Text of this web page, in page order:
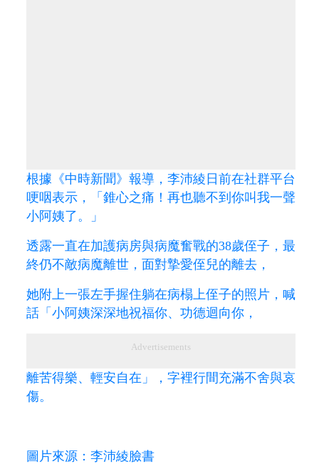
根據《中時新聞》報導，李沛綾日前在社群平台
哽咽表示，「錐心之痛！再也聽不到你叫我一聲
小阿姨了。」
透露一直在加護病房與病魔奮戰的38歲侄子，最
終仍不敵病魔離世，面對摯愛侄兒的離去，
她附上一張左手握住躺在病榻上侄子的照片，喊
話「小阿姨深深地祝福你、功德迴向你，
Advertisements
離苦得樂、輕安自在」，字裡行間充滿不舍與哀
傷。
圖片來源：李沛綾臉書